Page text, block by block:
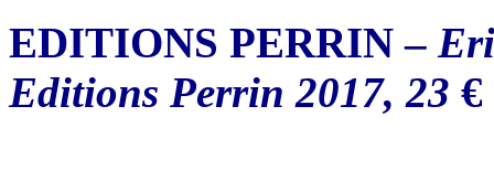
EDITIONS PERRIN –
Editions Perrin 2017, 23 €